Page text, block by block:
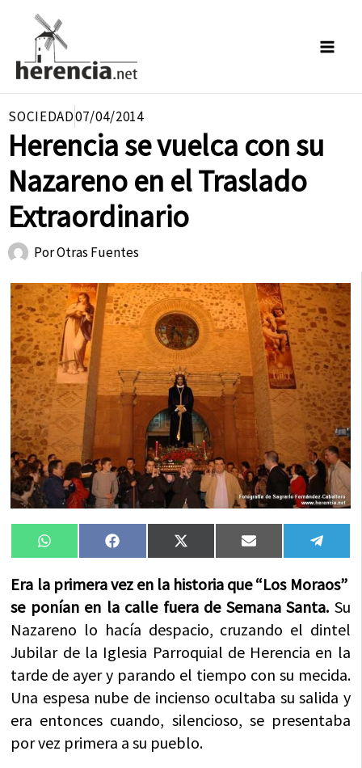
contenido
SOCIEDAD07/04/2014
Herencia se vuelca con su
Nazareno en el Traslado
Extraordinario
PorOtras Fuentes
Compartir
en
WhatsAppCompartir
en
FacebookCompartir
en
X
(Twitter)
Compartir
en
Email
en
Era la primera vez en la historia que “Los Moraos”
se ponían en la calle fuera de Semana Santa. Su
Nazareno lo hacía despacio, cruzando el dintel
Jubilar de la Iglesia Parroquial de Herencia en la
tarde de ayer y parando el tiempo con su mecida.
Una espesa nube de incienso ocultaba su salida y
era entonces cuando, silencioso, se presentaba
por vez primera a su pueblo.